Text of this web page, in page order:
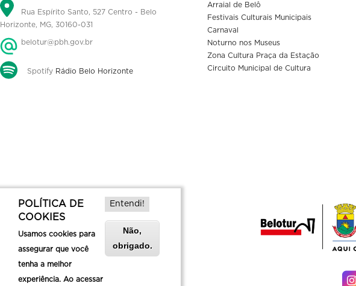
Rua Espírito Santo, 527 Centro - Belo
Horizonte, MG, 30160-031
belotur@pbh.gov.br
Spotify Rádio Belo Horizonte
Arraial de Belô
Festivais Culturais Municipais
Carnaval
Noturno nos Museus
Zona Cultura Praça da Estação
Circuito Municipal de Cultura
POLÍTICA DE
COOKIES
Usamos cookies para
assegurar que você
tenha a melhor
experiência. Ao acessar
Entendi!
Não,
obrigado.